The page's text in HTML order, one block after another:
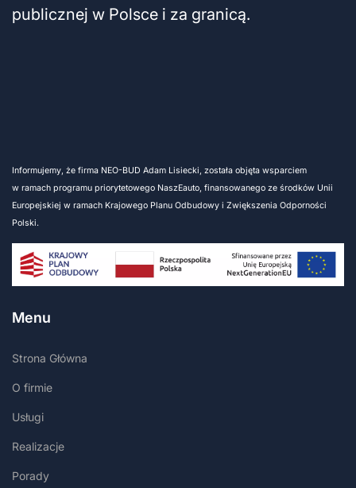
publicznej w Polsce i za granicą.
Informujemy, że firma NEO-BUD Adam Lisiecki, została objęta wsparciem
w ramach programu priorytetowego NaszEauto, finansowanego ze środków Unii
Europejskiej w ramach Krajowego Planu Odbudowy i Zwiększenia Odporności
Polski.
Menu
Strona Główna
O firmie
Usługi
Realizacje
Porady